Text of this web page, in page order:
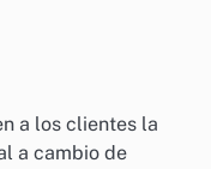
a los clientes la
a cambio de